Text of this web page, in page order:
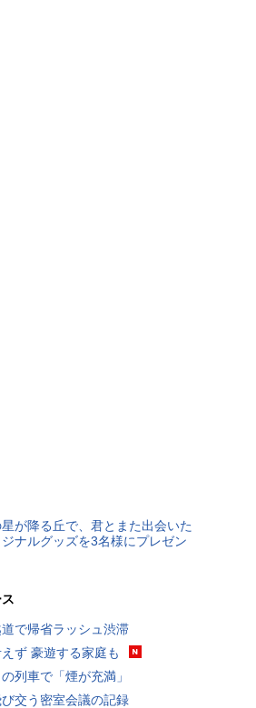
が降る丘で、君とまた出会いた
ナルグッズを3名様にプレゼン
で帰省ラッシュ渋滞
ず 豪遊する家庭も
列車で「煙が充満」
交う密室会議の記録